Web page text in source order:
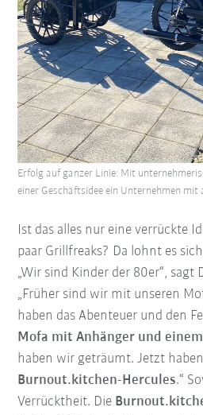
Ist das alles nur eine verrückte
paar Grillfreaks? Da lohnt es
„Wir sind Kinder der 80er“, sagt
„Früher sind wir mit unseren
haben das Abenteuer und den
Mofa mit Anhänger und
haben wir geträumt. Jetzt
Burnout.kitchen-Hercules.“
Verrücktheit. Die
Erfolg auf ganzer Linie: Mit
einer Geschäftsidee ein Unternehmen